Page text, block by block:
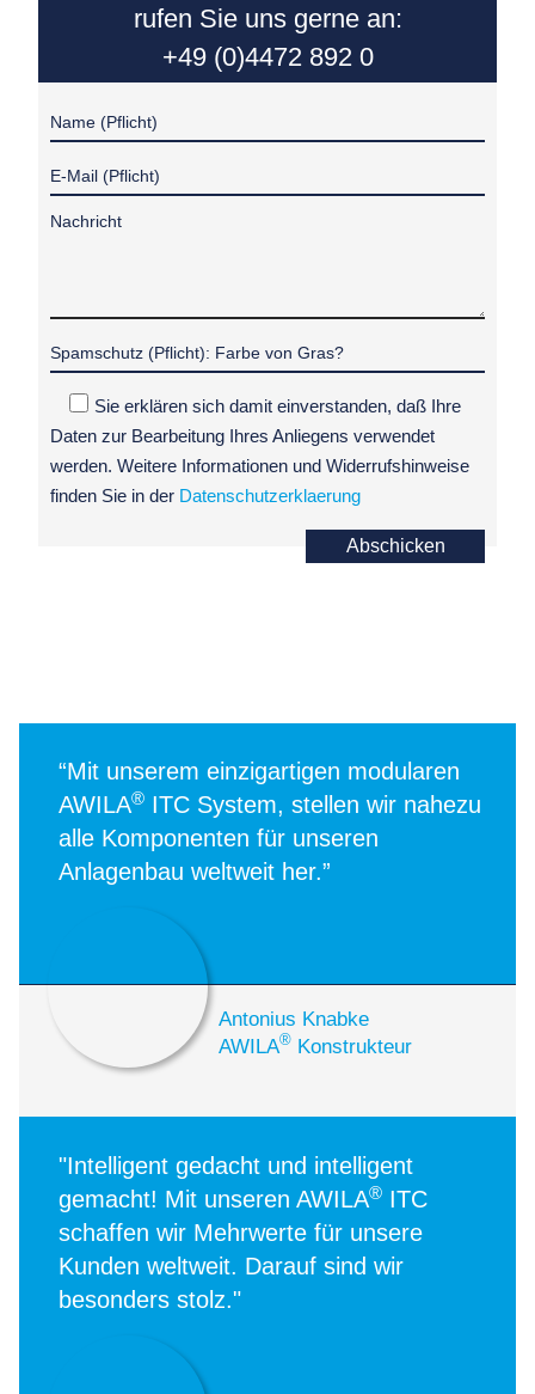
rufen Sie uns gerne an:
+49 (0)4472 892 0
Sie erklären sich damit einverstanden, daß Ihre
Daten zur Bearbeitung Ihres Anliegens verwendet
werden. Weitere Informationen und Widerrufshinweise
finden Sie in der Datenschutzerklaerung
Abschicken
“Mit unserem einzigartigen modularen
AWILA® ITC System, stellen wir nahezu
alle Komponenten für unseren
Anlagenbau weltweit her.”
Antonius Knabke
AWILA® Konstrukteur
"Intelligent gedacht und intelligent
gemacht! Mit unseren AWILA® ITC
schaffen wir Mehrwerte für unsere
Kunden weltweit. Darauf sind wir
besonders stolz."